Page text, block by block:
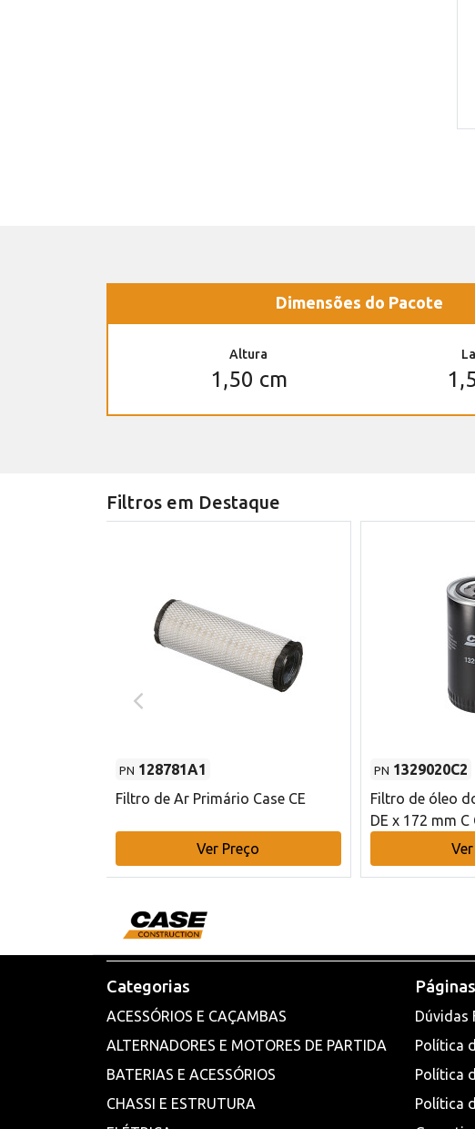
Dimensões do Pacote
Altura
1,50 cm
Filtros em Destaque
PN 128781A1
Filtro de Ar Primário Case CE
Ver Preço
PN 1329020C2
Filtro de óleo
DE x 172 mm C
Categorias
ACESSÓRIOS E CAÇAMBAS
ALTERNADORES E MOTORES DE PARTIDA
BATERIAS E ACESSÓRIOS
CHASSI E ESTRUTURA
Dúvidas
Política
Política
Política